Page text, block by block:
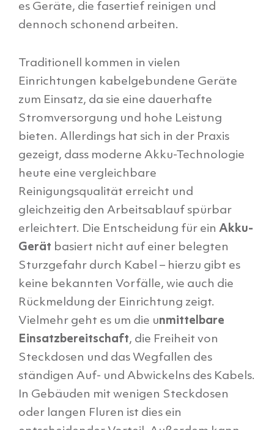
es Geräte, die fasertief reinigen und
dennoch schonend arbeiten.
Traditionell kommen in vielen
Einrichtungen kabelgebundene Geräte
zum Einsatz, da sie eine dauerhafte
Stromversorgung und hohe Leistung
bieten. Allerdings hat sich in der Praxis
gezeigt, dass moderne Akku-Technologie
heute eine vergleichbare
Reinigungsqualität erreicht und
gleichzeitig den Arbeitsablauf spürbar
erleichtert. Die Entscheidung für ein Akku-
Gerät basiert nicht auf einer belegten
Sturzgefahr durch Kabel – hierzu gibt es
keine bekannten Vorfälle, wie auch die
Rückmeldung der Einrichtung zeigt.
Vielmehr geht es um die unmittelbare
Einsatzbereitschaft, die Freiheit von
Steckdosen und das Wegfallen des
ständigen Auf- und Abwickelns des Kabels.
In Gebäuden mit wenigen Steckdosen
oder langen Fluren ist dies ein